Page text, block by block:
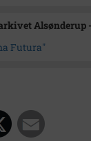
Futura"